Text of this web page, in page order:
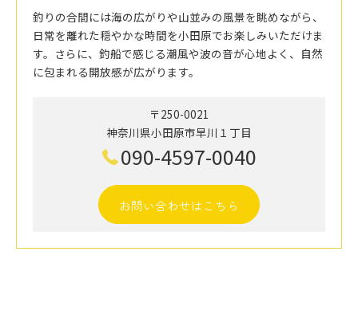
釣りの合間には海の広がりや山並みの風景を眺めながら、
日常を離れた穏やかな時間を小田原でお楽しみいただけま
す。さらに、釣船で感じる潮風や波の音が心地よく、自然
に包まれる開放感が広がります。
〒250-0021
神奈川県小田原市早川１丁目
090-4597-0040
お問い合わせはこちら